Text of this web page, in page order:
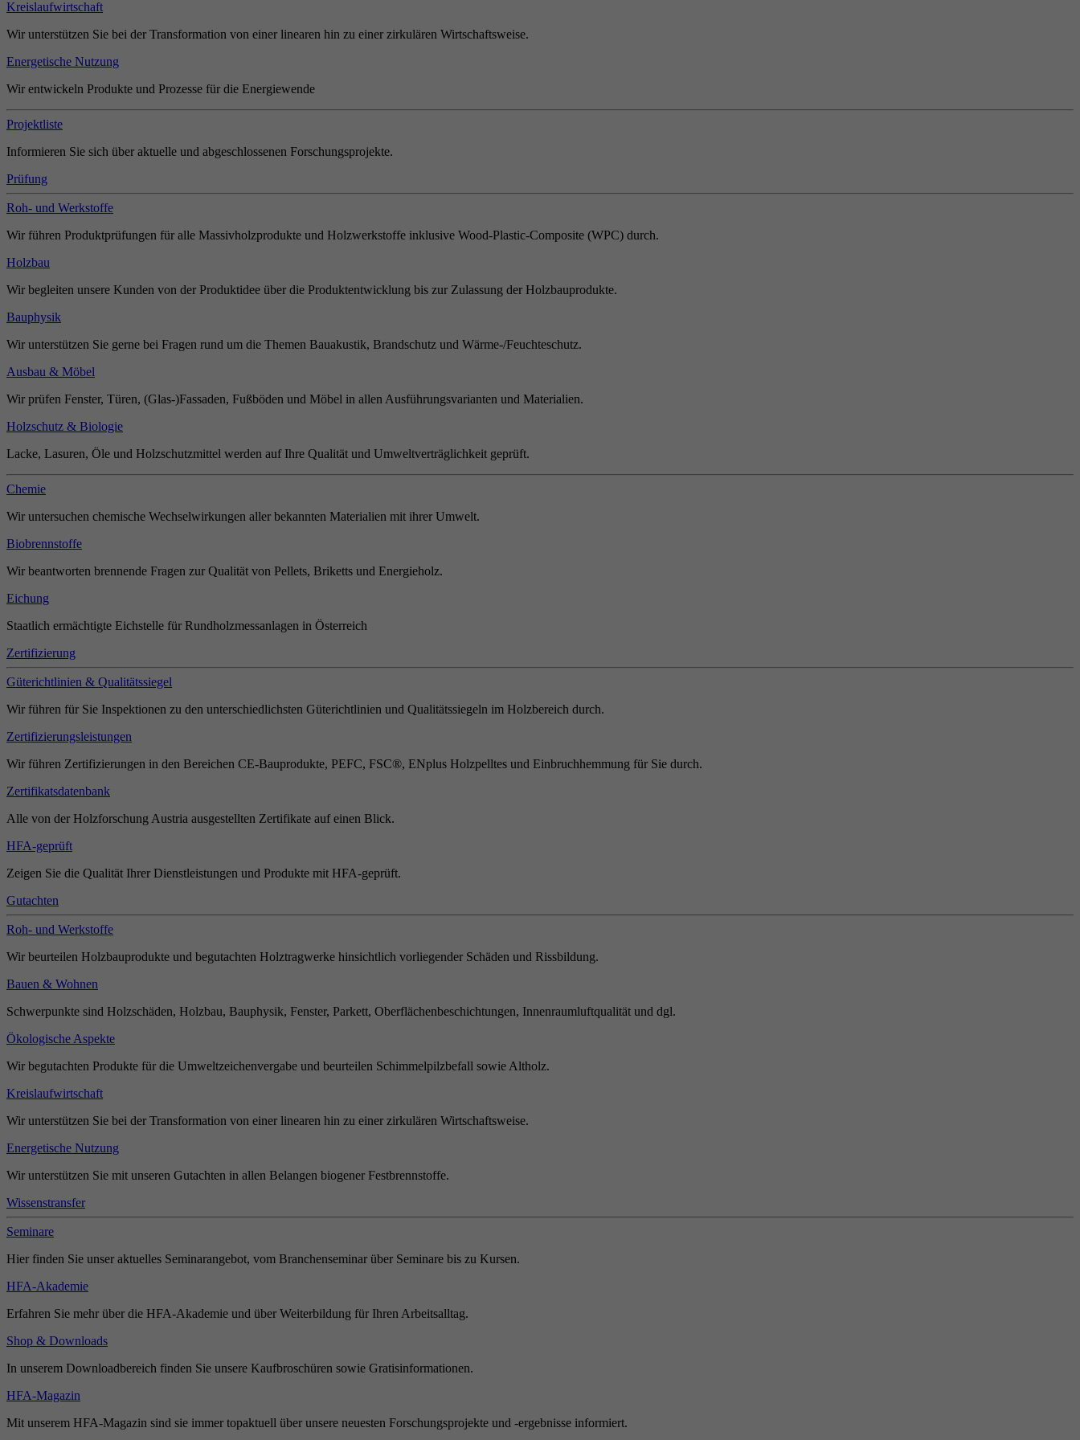
Kreislaufwirtschaft
Wir unterstützen Sie bei der Transformation von einer linearen hin zu einer zirkulären Wirtschaftsweise.
Energetische Nutzung
Wir entwickeln Produkte und Prozesse für die Energiewende
Projektliste
Informieren Sie sich über aktuelle und abgeschlossenen Forschungsprojekte.
Prüfung
Roh- und Werkstoffe
Wir führen Produktprüfungen für alle Massivholzprodukte und Holzwerkstoffe inklusive Wood-Plastic-Composite (WPC) durch.
Holzbau
Wir begleiten unsere Kunden von der Produktidee über die Produktentwicklung bis zur Zulassung der Holzbauprodukte.
Bauphysik
Wir unterstützen Sie gerne bei Fragen rund um die Themen Bauakustik, Brandschutz und Wärme-/Feuchteschutz.
Ausbau & Möbel
Wir prüfen Fenster, Türen, (Glas-)Fassaden, Fußböden und Möbel in allen Ausführungsvarianten und Materialien.
Holzschutz & Biologie
Lacke, Lasuren, Öle und Holzschutzmittel werden auf Ihre Qualität und Umweltverträglichkeit geprüft.
Chemie
Wir untersuchen chemische Wechselwirkungen aller bekannten Materialien mit ihrer Umwelt.
Biobrennstoffe
Wir beantworten brennende Fragen zur Qualität von Pellets, Briketts und Energieholz.
Eichung
Staatlich ermächtigte Eichstelle für Rundholzmessanlagen in Österreich
Zertifizierung
Güterichtlinien & Qualitätssiegel
Wir führen für Sie Inspektionen zu den unterschiedlichsten Güterichtlinien und Qualitätssiegeln im Holzbereich durch.
Zertifizierungsleistungen
Wir führen Zertifizierungen in den Bereichen CE-Bauprodukte, PEFC, FSC®, ENplus Holzpelltes und Einbruchhemmung für Sie durch.
Zertifikatsdatenbank
Alle von der Holzforschung Austria ausgestellten Zertifikate auf einen Blick.
HFA-geprüft
Zeigen Sie die Qualität Ihrer Dienstleistungen und Produkte mit HFA-geprüft.
Gutachten
Roh- und Werkstoffe
Wir beurteilen Holzbauprodukte und begutachten Holztragwerke hinsichtlich vorliegender Schäden und Rissbildung.
Bauen & Wohnen
Schwerpunkte sind Holzschäden, Holzbau, Bauphysik, Fenster, Parkett, Oberflächenbeschichtungen, Innenraumluftqualität und dgl.
Ökologische Aspekte
Wir begutachten Produkte für die Umweltzeichenvergabe und beurteilen Schimmelpilzbefall sowie Altholz.
Kreislaufwirtschaft
Wir unterstützen Sie bei der Transformation von einer linearen hin zu einer zirkulären Wirtschaftsweise.
Energetische Nutzung
Wir unterstützen Sie mit unseren Gutachten in allen Belangen biogener Festbrennstoffe.
Wissenstransfer
Seminare
Hier finden Sie unser aktuelles Seminarangebot, vom Branchenseminar über Seminare bis zu Kursen.
HFA-Akademie
Erfahren Sie mehr über die HFA-Akademie und über Weiterbildung für Ihren Arbeitsalltag.
Shop & Downloads
In unserem Downloadbereich finden Sie unsere Kaufbroschüren sowie Gratisinformationen.
HFA-Magazin
Mit unserem HFA-Magazin sind sie immer topaktuell über unsere neuesten Forschungsprojekte und -ergebnisse informiert.